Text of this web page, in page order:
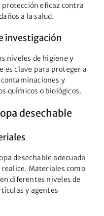
protección eficaz contra
a la salud.
investigación
niveles de higiene y
es clave para proteger a
y
químicos o biológicos.
desechable
desechable adecuada
realice. Materiales como
diferentes niveles de
y agentes